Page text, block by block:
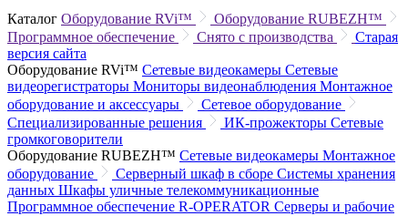
Каталог Оборудование RVi™
Оборудование RUBEZH™
Программное обеспечение
Снято с производства
Старая
версия сайта
Оборудование RVi™ Сетевые видеокамеры Сетевые
видеорегистраторы Мониторы видеонаблюдения Монтажное
оборудование и аксессуары
Сетевое оборудование
Специализированные решения
ИК-прожекторы Сетевые
громкоговорители
Оборудование RUBEZH™ Сетевые видеокамеры Монтажное
оборудование
Серверный шкаф в сборе Системы хранения
данных Шкафы уличные телекоммуникационные
Программное обеспечение R-OPERATOR Серверы и рабочие